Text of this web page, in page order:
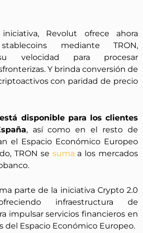
Revolut ofrece ahora
mediante TRON,
velocidad para procesar
Y brinda conversión de
con paridad de precio
disponible para los clientes
, así como en el resto de
el Espacio Económico Europeo
TRON se suma a los mercados
parte de la iniciativa Crypto 2.0
infraestructura de
impulsar servicios financieros en
del Espacio Económico Europeo.